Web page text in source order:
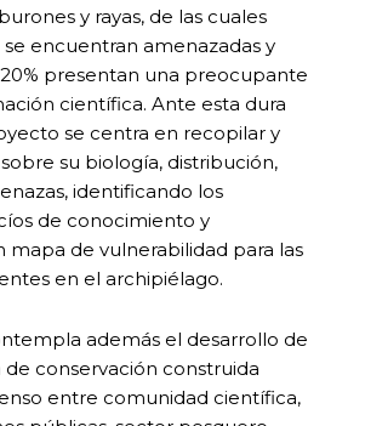
y rayas, de las cuales
se encuentran amenazadas y
presentan una preocupante
científica. Ante esta dura
se centra en recopilar y
su biología, distribución,
identificando los
de conocimiento y
mapa de vulnerabilidad para las
en el archipiélago.
además el desarrollo de
de conservación construida
entre comunidad científica,